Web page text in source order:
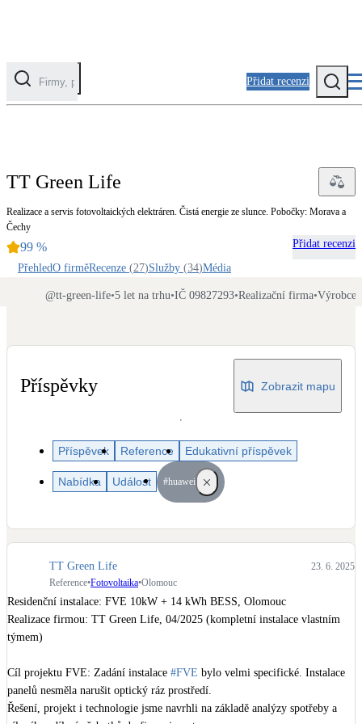
Přidat recenzi
Solární ohřev vody
Zateplení
Solární termický systém
Klimatizace
Tepelná čerpadla na chlazení
Větrání s rekuperací
Teplovzdušné vytápění
Balkonové sestavy
TT Green Life
Realizace a servis fotovoltaických elektráren. Čistá energie ze slunce. Pobočky: Morava a
Čechy
99 %
Přidat recenzi
PřehledO firměRecenze (27)Služby (34)Média
@tt-green-life•5 let na trhu•IČ 09827293•Realizační firma•Výrobce
Příspěvky Zobrazit mapu
Příspěvek Reference Edukativní příspěvek
Nabídka Událost #huawei
TT Green Life
23. 6. 2025
Reference•Fotovoltaika•Olomouc
Residenční instalace: FVE 10kW + 14 kWh BESS, Olomouc
Realizace firmou: TT Green Life, 04/2025 (kompletní instalace vlastním
týmem)
Cíl projektu FVE: Zadání instalace #FVE bylo velmi specifické. Instalace
panelů nesměla narušit optický ráz prostředí.
Řešení, projekt i technologie jsme navrhli na základě analýzy spotřeby a